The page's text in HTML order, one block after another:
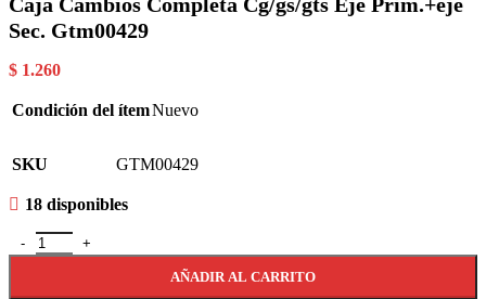
Sec. Gtm00429
$ 1.260
Condición del ítemNuevo
SKU GTM00429
18 disponibles
Caja Cambios Completa Cg/gs/gts Eje Prim.+eje Sec. Gtm00429
AÑADIR AL CARRITO